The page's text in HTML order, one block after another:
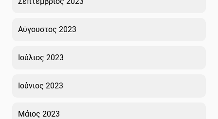
Αύγουστος 2023
Ιούλιος 2023
Ιούνιος 2023
Μάιος 2023